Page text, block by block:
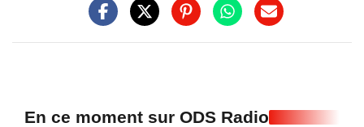
En ce moment sur ODS Radio